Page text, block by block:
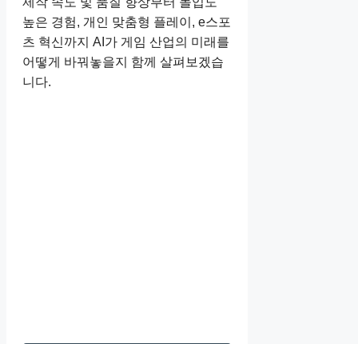
높은 경험, 개인 맞춤형 플레이, e스포
츠 혁신까지 AI가 게임 산업의 미래를
어떻게 바꿔놓을지 함께 살펴보겠습
니다.